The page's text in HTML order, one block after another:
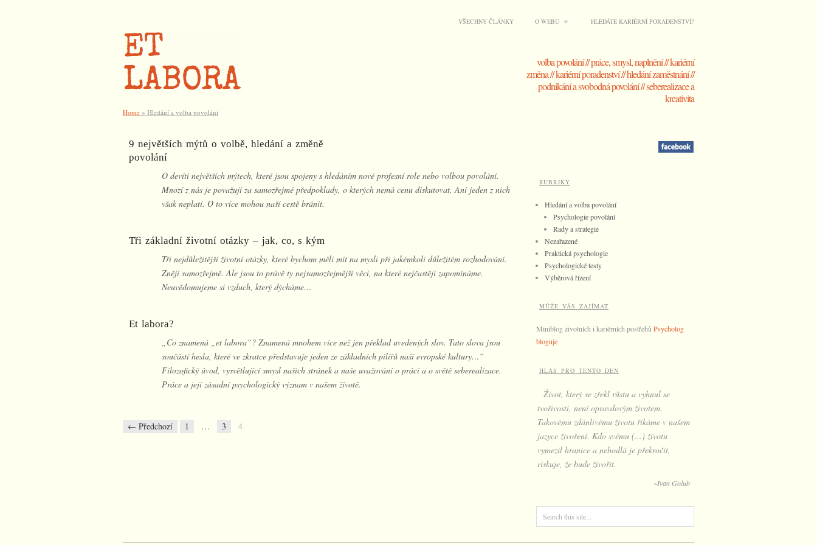
VŠECHNY ČLÁNKY O WEBU HLEDÁTE KARIÉRNÍ PORADENSTVÍ?
volba povolání // práce, smysl, naplnění // kariérní
změna // kariérní poradenství // hledání zaměstnání //
podnikání a svobodná povolání // seberealizace a
kreativita
Home » Hledání a volba povolání
9 největších mýtů o volbě, hledání a změně
povolání
O devíti největších mýtech, které jsou spojeny s hledáním nové profesní role nebo volbou povolání.
Mnozí z nás je považují za samozřejmé předpoklady, o kterých nemá cenu diskutovat. Ani jeden z nich
však neplatí. O to více mohou naší cestě bránit.
Tři základní životní otázky – jak, co, s kým
Tři nejdůležitější životní otázky, které bychom měli mít na mysli při jakémkoli důležitém rozhodování.
Znějí samozřejmě. Ale jsou to právě ty nejsamozřejmější věci, na které nejčastěji zapomínáme.
Neuvědomujeme si vzduch, který dýcháme…
Et labora?
„Co znamená „et labora“? Znamená mnohem více než jen překlad uvedených slov. Tato slova jsou
součástí hesla, které ve zkratce představuje jeden ze základních pilířů naší evropské kultury…“
Filozofický úvod, vysvětlující smysl našich stránek a naše uvažování o práci a o světě seberealizace.
Práce a její zásadní psychologický význam v našem životě.
← Předchozí 1 … 3 4
RUBRIKY
Hledání a volba povolání
Psychologie povolání
Rady a strategie
Nezařazené
Praktická psychologie
Psychologické testy
Výběrová řízení
MŮŽE VÁS ZAJÍMAT
Miniblog životních i kariérních postřehů Psycholog
bloguje
HLAS PRO TENTO DEN
Život, který se zřekl růstu a vyhnul se
tvořivosti, není opravdovým životem.
Takovému zdánlivému životu říkáme v našem
jazyce živoření. Kdo svému (...) životu
vymezil hranice a nehodlá je překročit,
riskuje, že bude živořit.
~Ivan Golub